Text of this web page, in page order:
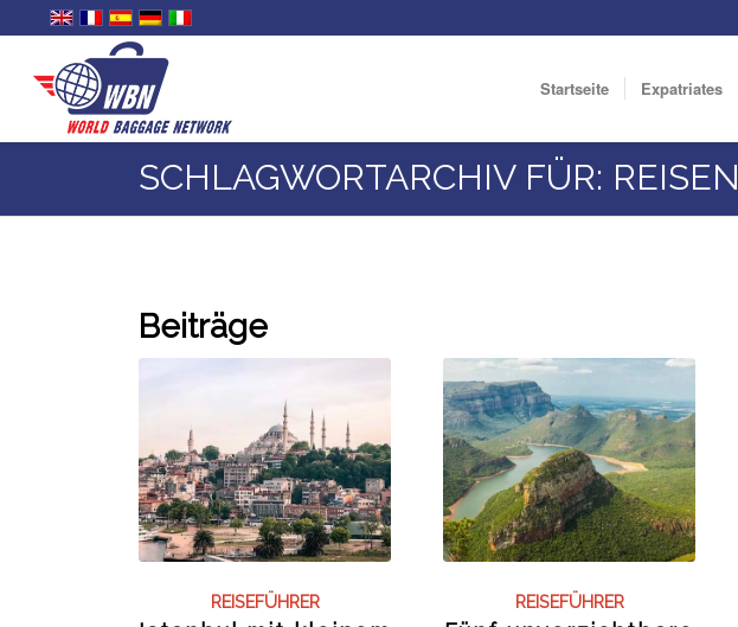
Startseite Expatriates
SCHLAGWORTARCHIV FÜR: REISEN
Beiträge
REISEFÜHRER REISEFÜHRER